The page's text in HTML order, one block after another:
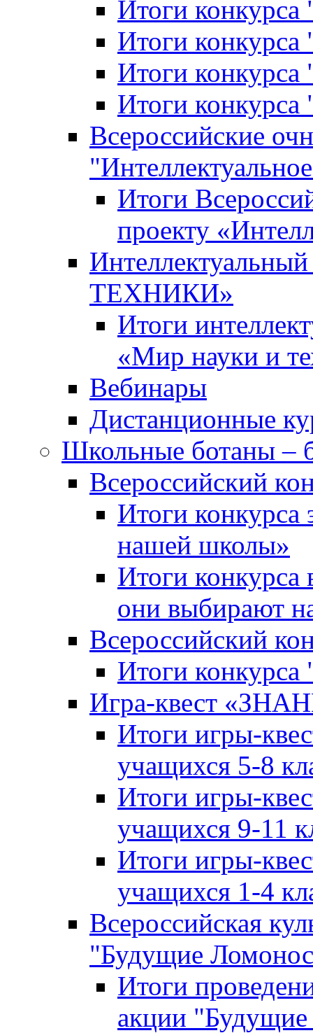
Итоги
Итоги конкурса
Итоги
Итоги
Всероссийские
Итоги
проекту
ТЕХНИКИ»
Итоги
«Мир науки и
Вебинары
Дистанционные
Школьные ботаны –
Всероссийский
Итоги
нашей школы»
Итоги конкурса
они выбирают
Всероссийский
Итоги
Игра-квест
Итоги игры-
учащихся 5-8
Итоги игры-
учащихся 9-11
Итоги игры-
учащихся 1-4
Всероссийская
"Будущие
Итоги
акции